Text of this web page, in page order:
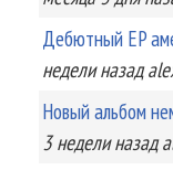
Дебютный EP
неделиназад
Новый альбом
3 неделиназад